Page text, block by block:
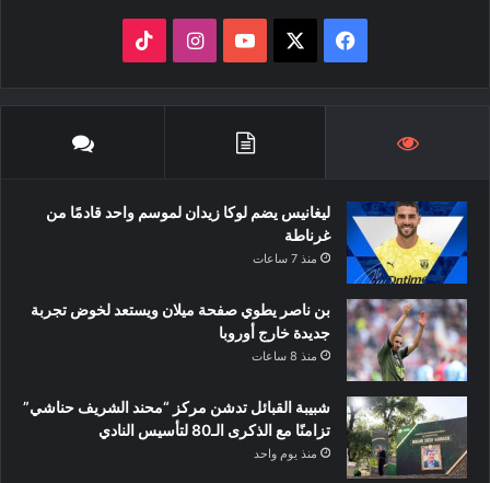
فيسبوك ‫YouTubeانستقرام
ليغانيس يضم لوكا زيدان لموسم واحد قادمًا من
غرناطة
منذ 7 ساعات
بن ناصر يطوي صفحة ميلان ويستعد لخوض تجربة
جديدة خارج أوروبا
منذ 8 ساعات
شبيبة القبائل تدشن مركز “محند الشريف حناشي”
تزامنًا مع الذكرى الـ80 لتأسيس النادي
منذ يوم واحد